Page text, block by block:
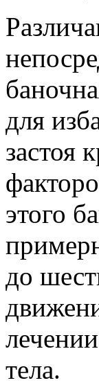
для
застоя
этого
до
тела.